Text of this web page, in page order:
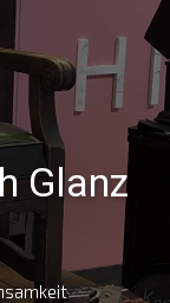
Glanz